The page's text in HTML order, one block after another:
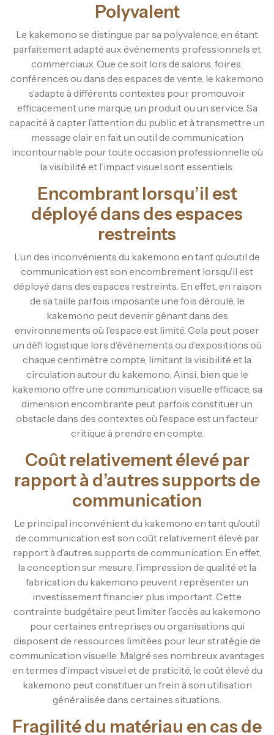
Polyvalent
Le kakemono se distingue par sa polyvalence, en étant
parfaitement adapté aux événements professionnels et
commerciaux. Que ce soit lors de salons, foires,
conférences ou dans des espaces de vente, le kakemono
s’adapte à différents contextes pour promouvoir
efficacement une marque, un produit ou un service. Sa
capacité à capter l’attention du public et à transmettre un
message clair en fait un outil de communication
incontournable pour toute occasion professionnelle où
la visibilité et l’impact visuel sont essentiels.
Encombrant lorsqu’il est
déployé dans des espaces
restreints
L’un des inconvénients du kakemono en tant qu’outil de
communication est son encombrement lorsqu’il est
déployé dans des espaces restreints. En effet, en raison
de sa taille parfois imposante une fois déroulé, le
kakemono peut devenir gênant dans des
environnements où l’espace est limité. Cela peut poser
un défi logistique lors d’événements ou d’expositions où
chaque centimètre compte, limitant la visibilité et la
circulation autour du kakemono. Ainsi, bien que le
kakemono offre une communication visuelle efficace, sa
dimension encombrante peut parfois constituer un
obstacle dans des contextes où l’espace est un facteur
critique à prendre en compte.
Coût relativement élevé par
rapport à d’autres supports de
communication
Le principal inconvénient du kakemono en tant qu’outil
de communication est son coût relativement élevé par
rapport à d’autres supports de communication. En effet,
la conception sur mesure, l’impression de qualité et la
fabrication du kakemono peuvent représenter un
investissement financier plus important. Cette
contrainte budgétaire peut limiter l’accès au kakemono
pour certaines entreprises ou organisations qui
disposent de ressources limitées pour leur stratégie de
communication visuelle. Malgré ses nombreux avantages
en termes d’impact visuel et de praticité, le coût élevé du
kakemono peut constituer un frein à son utilisation
généralisée dans certaines situations.
Fragilité du matériau en cas de